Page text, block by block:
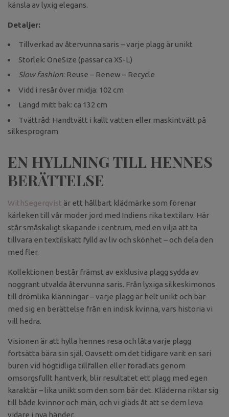
känsla av lyxig elegans.
Detaljer:
Tillverkad av återvunna saris – varje plagg är unikt
Storlek: OneSize (passar ca XS-L)
Slow fashion: Reuse – Renew – Recycle
Vidd i resår över midja: 102 cm
Längd mitt bak: ca 132 cm
Tvättråd: Handtvätt i kallt vatten eller maskintvätt på
silkesprogram
EN HYLLNING TILL HENNES
BERÄTTELSE
WithSegerqvist är ett hållbart klädmärke som förenar
kärleken till vår moder jord med Indiens rika textilarv. Här
står småskaligt skapande i centrum, med en vilja att ta
tillvara en textilskatt fylld av liv och skönhet – och dela den
med fler.
Kollektionen består främst av exklusiva plagg sydda av
noggrant utvalda återvunna saris. Från lyxiga silkeskimonos
till drömlika klänningar – varje plagg är helt unikt och bär
med sig en berättelse från en indisk kvinna, vars historia vi
vill hedra.
Visionen är att hylla hennes resa och låta varje plagg
fortsätta bära sin själ. Oavsett om det tidigare varit en sari
buren vid högtidliga tillfällen eller förädlats genom
omsorgsfullt hantverk, blir resultatet ett plagg med egen
karaktär – lika unikt som den som bär det. Kläderna riktar sig
till både kvinnor och män, och vi gläds åt att se dem leva
vidare i nya händer.